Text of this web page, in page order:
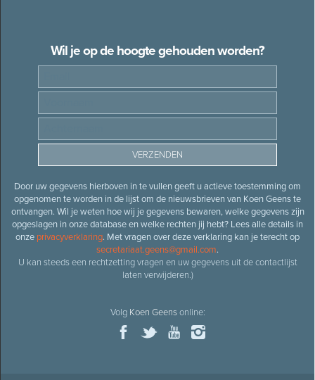
Wil je op de hoogte gehouden worden?
Door uw gegevens hierboven in te vullen geeft u actieve toestemming om
opgenomen te worden in de lijst om de nieuwsbrieven van Koen Geens te
ontvangen. Wil je weten hoe wij je gegevens bewaren, welke gegevens zijn
opgeslagen in onze database en welke rechten jij hebt? Lees alle details in
onze privacyverklaring. Met vragen over deze verklaring kan je terecht op
secretariaat.geens@gmail.com.
U kan steeds een rechtzetting vragen en uw gegevens uit de contactlijst
laten verwijderen.)
Volg Koen Geensonline: